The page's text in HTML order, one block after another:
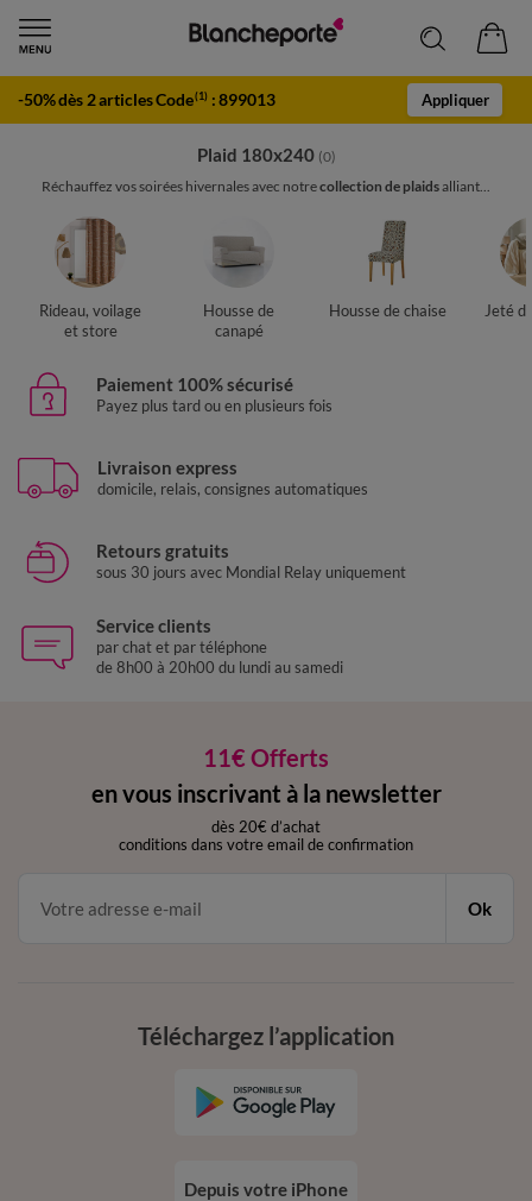
-50% dès 2 articles Code(1) :899013 Appliquer
Plaid 180x240 (0)
Réchauffez vos soirées hivernales avec notrecollection de plaidsalliant...
Rideau, voilage
et store
Housse de
canapé
Housse de chaise Jeté
Paiement 100% sécurisé
Payez plus tard ou en plusieurs fois
Livraison express
domicile, relais, consignes automatiques
Retours gratuits
sous 30 jours avec Mondial Relay uniquement
Service clients
par chat et par téléphone
de 8h00 à 20h00 du lundi au samedi
11€ Offerts
en vous inscrivant à la newsletter
dès 20€ d’achat
conditions dans votre email de confirmation
Ok
Téléchargez l’application
Depuis votre iPhone